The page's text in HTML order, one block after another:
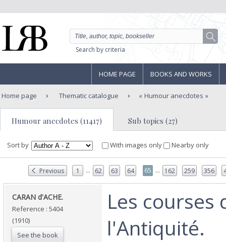
Search by criteria
HOME PAGE BOOKS AND WORKS
Home page Thematic catalogue Humour anecdotes
Humour anecdotes (11417) Sub topics (27)
Sort by With images only Nearby only
Previous 1 ... 62 63 64 65 ... 162 259 356
‎CARAN d'ACHE.‎
Reference : 5404
(1910)
See the book
‎Les courses
l'Antiquité.‎